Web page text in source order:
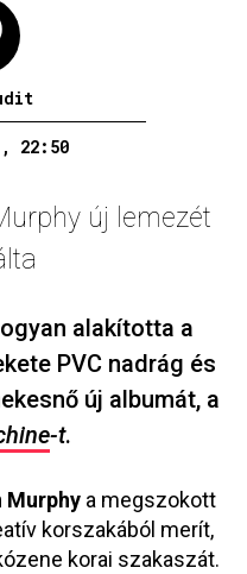
22:50
új lemezét
alakította a
PVC nadrág és
új albumát, a
-t.
Murphy a megszokott
korszakából merít,
korai szakaszát.